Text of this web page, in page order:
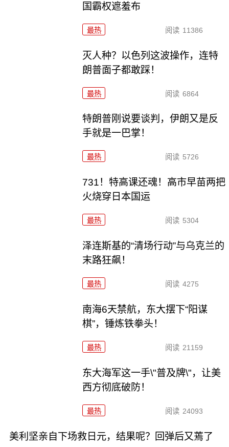
国霸权遮羞布
最热 阅读 11386
灭人种？以色列这波操作，连特
朗普面子都敢踩！
最热 阅读 6864
特朗普刚说要谈判，伊朗又是反
手就是一巴掌！
最热 阅读 5726
731！特高课还魂！高市早苗两把
火烧穿日本国运
最热 阅读 5304
泽连斯基的“清场行动”与乌克兰的
末路狂飙！
最热 阅读 4275
南海6天禁航，东大摆下“阳谋
棋”，锤炼铁拳头！
最热 阅读 21159
东大海军这一手\"普及牌\"，让美
西方彻底破防！
最热 阅读 24093
美利坚亲自下场救日元，结果呢？回弹后又蔫了